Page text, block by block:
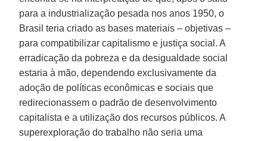
para a industrialização pesada nos anos 1950, o
Brasil teria criado as bases materiais – objetivas –
para compatibilizar capitalismo e justiça social. A
erradicação da pobreza e da desigualdade social
estaria à mão, dependendo exclusivamente da
adoção de políticas econômicas e sociais que
redirecionassem o padrão de desenvolvimento
capitalista e a utilização dos recursos públicos. A
superexploração do trabalho não seria uma